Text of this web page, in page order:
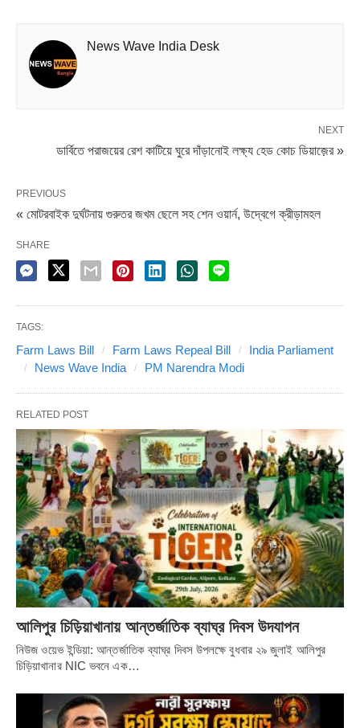
নেমে এসে বিক্ষোভও দেখান তাঁরা। এর জেরে সংসদের দুই কক্ষেই
অধিবেশন বেলা ১২টা পর্যন্ত মুলতুবি করে দেন স্পিকার।
News Wave India Desk
NEXT
ডার্বিতে পরাজয়ের রেশ কাটিয়ে ঘুরে দাঁড়ানোই লক্ষ্য হেড কোচ ডিয়াজ়ের »
PREVIOUS
« মোটরবাইক দুর্ঘটনায় গুরুতর জখম ছেলে সহ শেন ওয়ার্ন, উদ্বেগে ক্রীড়ামহল
SHARE
TAGS:
Farm Laws Bill Farm Laws Repeal Bill
India Parliament
News Wave India
PM Narendra Modi
RELATED POST
আলিপুর চিড়িয়াখানায় আন্তর্জাতিক ব্যাঘ্র দিবস উদযাপন
নিউজ ওয়েভ ইন্ডিয়া: আন্তর্জাতিক ব্যাঘ্র দিবস উপলক্ষে বুধবার ২৯ জুলাই আলিপুর
চিড়িয়াখানার NIC ভবনে এক…